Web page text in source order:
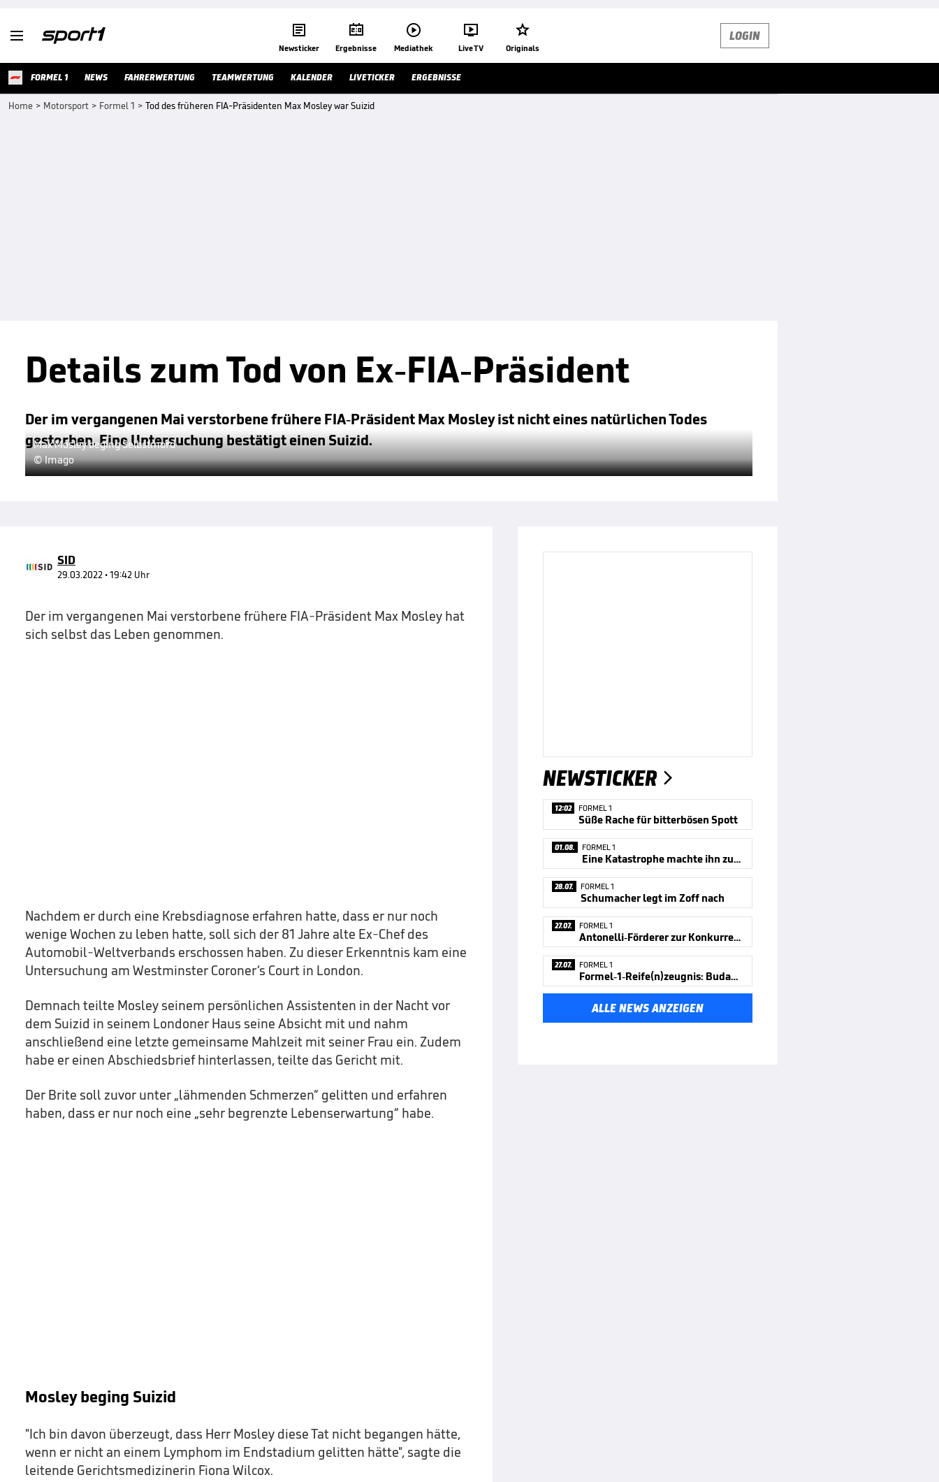
 
Newsticker

Ergebnisse

Mediathek

Live TV

Originals
LOGIN
FORMEL 1 NEWS FAHRERWERTUNG TEAMWERTUNG KALENDER LIVETICKER ERGEBNISSE
Home > Motorsport > Formel 1 > Tod des früheren FIA-Präsidenten Max Mosley war Suizid
Details zum Tod von Ex-FIA-Präsident
Der im vergangenen Mai verstorbene frühere FIA-Präsident Max Mosley ist nicht eines natürlichen Todes
gestorben. Eine Untersuchung bestätigt einen Suizid.
Max Mosley beging Selbstmord
© Imago
SID
29.03.2022 • 19:42 Uhr
Der im vergangenen Mai verstorbene frühere FIA-Präsident Max Mosley hat
sich selbst das Leben genommen.
Nachdem er durch eine Krebsdiagnose erfahren hatte, dass er nur noch
wenige Wochen zu leben hatte, soll sich der 81 Jahre alte Ex-Chef des
Automobil-Weltverbands erschossen haben. Zu dieser Erkenntnis kam eine
Untersuchung am Westminster Coroner‘s Court in London.
Demnach teilte Mosley seinem persönlichen Assistenten in der Nacht vor
dem Suizid in seinem Londoner Haus seine Absicht mit und nahm
anschließend eine letzte gemeinsame Mahlzeit mit seiner Frau ein. Zudem
habe er einen Abschiedsbrief hinterlassen, teilte das Gericht mit.
Der Brite soll zuvor unter „lähmenden Schmerzen“ gelitten und erfahren
haben, dass er nur noch eine „sehr begrenzte Lebenserwartung“ habe.
Mosley beging Suizid
"Ich bin davon überzeugt, dass Herr Mosley diese Tat nicht begangen hätte,
wenn er nicht an einem Lymphom im Endstadium gelitten hätte", sagte die
leitende Gerichtsmedizinerin Fiona Wilcox.
NEWSTICKER 
12:02 FORMEL 1
Süße Rache für bitterbösen Spott
01.08. FORMEL 1
Eine Katastrophe machte ihn zum Mythos
28.07. FORMEL 1
Schumacher legt im Zoff nach
27.07. FORMEL 1
Antonelli-Förderer zur Konkurrenz
27.07. FORMEL 1
Formel-1-Reife(n)zeugnis: Budapest
ALLE NEWS ANZEIGEN